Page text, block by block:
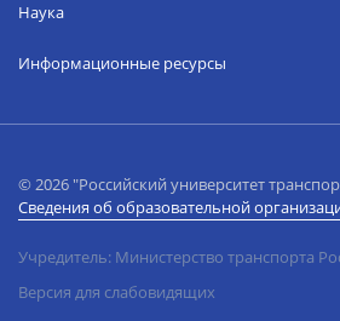
Наука
Информационные ресурсы
© 2026 "Российский университет
Сведения об образовательной
Учредитель: Министерство транспорта
Версия для слабовидящих